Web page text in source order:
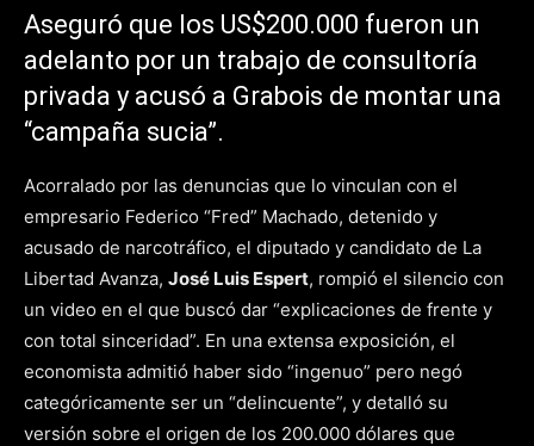
Aseguró que los US$200.000 fueron un
adelanto por un trabajo de consultoría
privada y acusó a Grabois de montar una
“campaña sucia”.
Acorralado por las denuncias que lo vinculan con el
empresario Federico “Fred” Machado, detenido y
acusado de narcotráfico, el diputado y candidato de La
Libertad Avanza, José Luis Espert, rompió el silencio con
un video en el que buscó dar “explicaciones de frente y
con total sinceridad”. En una extensa exposición, el
economista admitió haber sido “ingenuo” pero negó
categóricamente ser un “delincuente”, y detalló su
versión sobre el origen de los 200.000 dólares que